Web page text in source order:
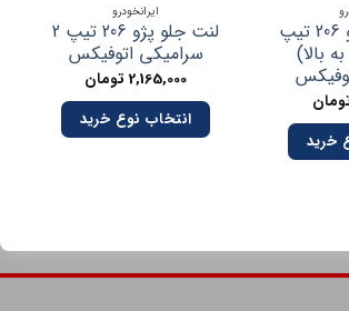
لنت جلو رانا و 206 تیپ
به بالا)
ایرانخودرو
لنت جلو پژو 206 تیپ 2
سرامیکی اتوفیکس
2,165,000تومان
انتخاب نوع خرید